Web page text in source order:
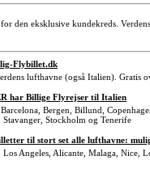
den eksklusive kundekreds.
Flybillet.dk
lufthavne (også Italien). Gratis
har Billige Flyrejser til Italien
Bergen, Billund,
Stavanger, Stockholm og Tenerife
til stort set alle lufthavne:
Angeles, Alicante, Malaga, Nice,